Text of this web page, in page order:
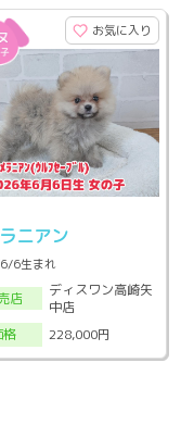
お気に入り
ニアン
6生まれ
店
ディスワン高崎矢
中店
格
228,000円